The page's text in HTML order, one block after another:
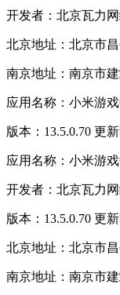
开发者：北京瓦力
北京地址：北京市
南京地址：南京市
应用名称：小米游
版本：13.5.0.70 更
应用名称：小米游
开发者：北京瓦力
版本：13.5.0.70 更
北京地址：北京市
南京地址：南京市